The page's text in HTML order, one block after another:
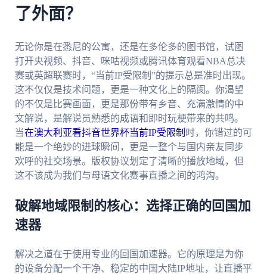
了外面？
无论你是在悉尼的公寓，还是在多伦多的图书馆，试图
打开央视频、抖音、咪咕视频或腾讯体育观看NBA总决
赛或英超联赛时，“当前IP受限制”的提示总是准时出现。
这不仅仅是技术问题，更是一种文化上的隔阂。你渴望
的不仅是比赛画面，更是那份带有乡音、充满激情的中
文解说，是解说员熟悉的成语和即时玩梗带来的共鸣。
当在澳大利亚看抖音世界杯当前IP受限制 时，你错过的可
能是一个绝妙的进球瞬间，更是一整个与国内亲友同步
欢呼的社交场景。版权协议划定了清晰的播放地域，但
这不该成为我们与母语文化赛事直播之间的鸿沟。
破解地域限制的核心：选择正确的回国加
速器
解决之道在于使用专业的回国加速器。它的原理是为你
的设备分配一个干净、稳定的中国大陆IP地址，让直播平